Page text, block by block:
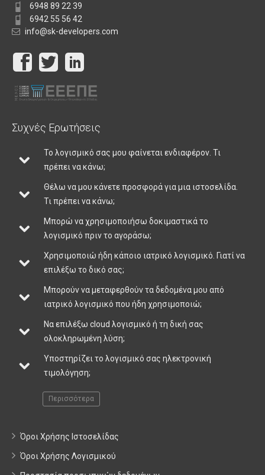
6948 89 22 39
6942 55 56 42
info@sk-developers.com
Συχνές Ερωτήσεις
Το λογισμικό σας μου φαίνεται ενδιαφέρον. Τι
πρέπει να κάνω;
Θέλω να μου κάνετε προσφορά για μια ιστοσελίδα.
Τι πρέπει να κάνω;
Μπορώ να χρησιμοποιήσω δοκιμαστικά το
λογισμικό πριν το αγοράσω;
Χρησιμοποιώ ήδη κάποιο ιατρικό λογισμικό. Γιατί να
επιλέξω το δικό σας;
Μπορούν να μεταφερθούν τα δεδομένα μου από
ιατρικό λογισμικό που ήδη χρησιμοποιώ;
Να επιλέξω cloud λογισμικό ή τη δική σας
ολοκληρωμένη λύση;
Υποστηρίζει το λογισμικό σας ηλεκτρονική
τιμολόγηση;
Περισσότερα
Όροι Χρήσης Ιστοσελίδας
Όροι Χρήσης Λογισμικού